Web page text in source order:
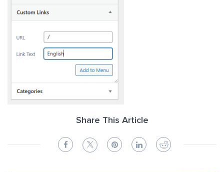
Share This Article